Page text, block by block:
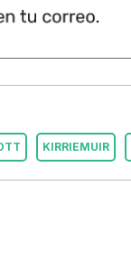
KIRRIEMUIR